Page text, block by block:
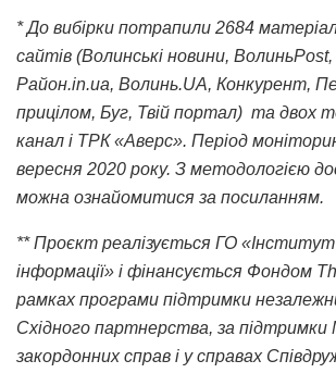
* До вибірки потрапили 2684
сайтів (Волинські новини,
Район.in.ua, Волинь.UA, Конкурент,
прицілом, Буг, Твій портал) та двох
канал і ТРК «Аверс». Період
вересня 2020 року. З методологією
можна ознайомитися за посиланням.
** Проєкт реалізується ГО «Інститут
інформації» і фінансується Фондом
рамках програми підтримки
Східного партнерства, за підтримки
закордонних справ і у справах